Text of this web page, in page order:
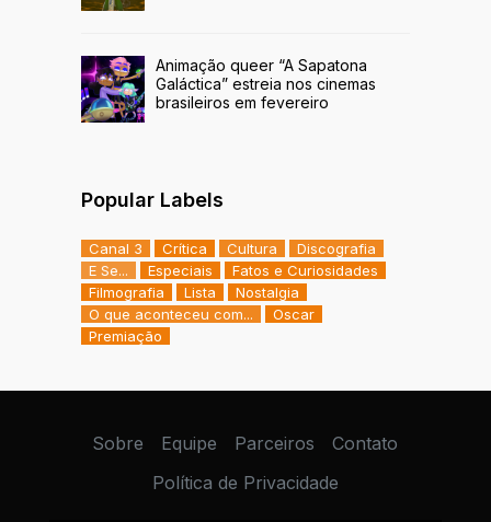
Animação queer “A Sapatona
Galáctica” estreia nos cinemas
brasileiros em fevereiro
Popular Labels
Canal 3 Crítica Cultura
Discografia
E Se...
Especiais
Fatos e Curiosidades
Filmografia
Lista
Nostalgia
O que aconteceu com...
Oscar
Premiação
Sobre Equipe Parceiros
Contato
Política de Privacidade